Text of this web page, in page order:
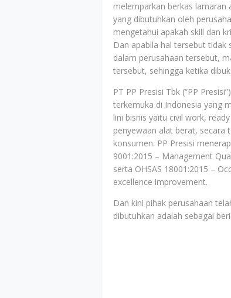
melemparkan berkas lamaran
yang dibutuhkan oleh
mengetahui apakah skill dan
Dan apabila hal tersebut tidak
dalam perusahaan tersebut,
tersebut, sehingga ketika
PT PP Presisi Tbk (“PP
terkemuka di Indonesia yang
lini bisnis yaitu civil work,
penyewaan alat berat, secara
konsumen. PP Presisi
9001:2015 – Management
serta OHSAS 18001:2015 –
excellence improvement.
Dan kini pihak perusahaan
dibutuhkan adalah sebagai